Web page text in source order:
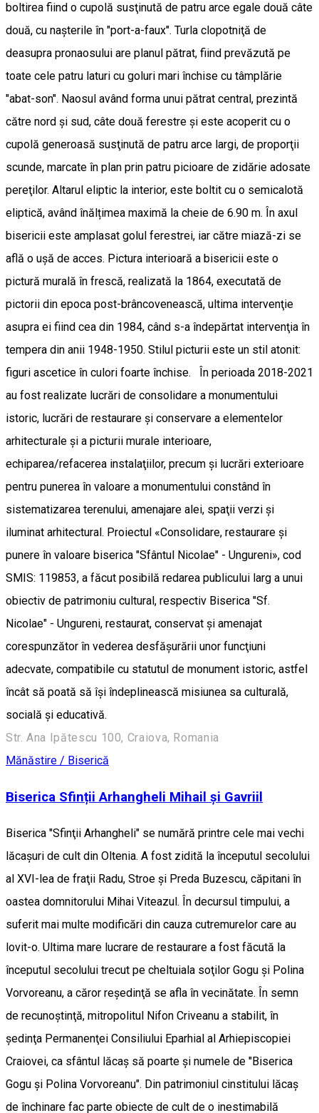
boltirea fiind o cupolă susţinută de patru arce egale două câte
două, cu naşterile în "port-a-faux". Turla clopotniţă de
deasupra pronaosului are planul pătrat, fiind prevăzută pe
toate cele patru laturi cu goluri mari închise cu tâmplărie
"abat-son". Naosul având forma unui pătrat central, prezintă
către nord şi sud, câte două ferestre şi este acoperit cu o
cupolă generoasă susţinută de patru arce largi, de proporţii
scunde, marcate în plan prin patru picioare de zidărie adosate
pereţilor. Altarul eliptic la interior, este boltit cu o semicalotă
eliptică, având înălțimea maximă la cheie de 6.90 m. În axul
bisericii este amplasat golul ferestrei, iar către miază-zi se
află o ușă de acces. Pictura interioară a bisericii este o
pictură murală în frescă, realizată la 1864, executată de
pictorii din epoca post-brâncovenească, ultima intervenţie
asupra ei fiind cea din 1984, când s-a îndepărtat intervenţia în
tempera din anii 1948-1950. Stilul picturii este un stil atonit:
figuri ascetice în culori foarte închise. În perioada 2018-2021
au fost realizate lucrări de consolidare a monumentului
istoric, lucrări de restaurare şi conservare a elementelor
arhitecturale şi a picturii murale interioare,
echiparea/refacerea instalaţiilor, precum şi lucrări exterioare
pentru punerea în valoare a monumentului constând în
sistematizarea terenului, amenajare alei, spaţii verzi şi
iluminat arhitectural. Proiectul «Consolidare, restaurare şi
punere în valoare biserica "Sfântul Nicolae" - Ungureni», cod
SMIS: 119853, a făcut posibilă redarea publicului larg a unui
obiectiv de patrimoniu cultural, respectiv Biserica "Sf.
Nicolae" - Ungureni, restaurat, conservat şi amenajat
corespunzător în vederea desfăşurării unor funcţiuni
adecvate, compatibile cu statutul de monument istoric, astfel
încât să poată să îşi îndeplinească misiunea sa culturală,
socială şi educativă.
Str. Ana Ipătescu 100, Craiova, Romania
Mănăstire / Biserică
Biserica Sfinții Arhangheli Mihail și Gavriil
Biserica "Sfinţii Arhangheli" se numără printre cele mai vechi
lăcaşuri de cult din Oltenia. A fost zidită la începutul secolului
al XVI-lea de fraţii Radu, Stroe şi Preda Buzescu, căpitani în
oastea domnitorului Mihai Viteazul. În decursul timpului, a
suferit mai multe modificări din cauza cutremurelor care au
lovit-o. Ultima mare lucrare de restaurare a fost făcută la
începutul secolului trecut pe cheltuiala soţilor Gogu şi Polina
Vorvoreanu, a căror reşedinţă se afla în vecinătate. În semn
de recunoştinţă, mitropolitul Nifon Criveanu a stabilit, în
şedinţa Permanenţei Consiliului Eparhial al Arhiepiscopiei
Craiovei, ca sfântul lăcaş să poarte şi numele de "Biserica
Gogu şi Polina Vorvoreanu". Din patrimoniul cinstitului lăcaş
de închinare fac parte obiecte de cult de o inestimabilă